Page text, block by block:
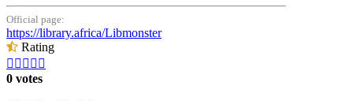
Official page:
https://library.africa/Libmonster
Rating
    
0 votes